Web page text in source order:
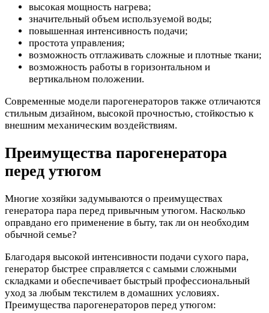
высокая мощность нагрева;
значительный объем используемой воды;
повышенная интенсивность подачи;
простота управления;
возможность отглаживать сложные и плотные ткани;
возможность работы в горизонтальном и
вертикальном положении.
Современные модели парогенераторов также отличаются
стильным дизайном, высокой прочностью, стойкостью к
внешним механическим воздействиям.
Преимущества парогенератора
перед утюгом
Многие хозяйки задумываются о преимуществах
генератора пара перед привычным утюгом. Насколько
оправдано его применение в быту, так ли он необходим
обычной семье?
Благодаря высокой интенсивности подачи сухого пара,
генератор быстрее справляется с самыми сложными
складками и обеспечивает быстрый профессиональный
уход за любым текстилем в домашних условиях.
Преимущества парогенераторов перед утюгом: